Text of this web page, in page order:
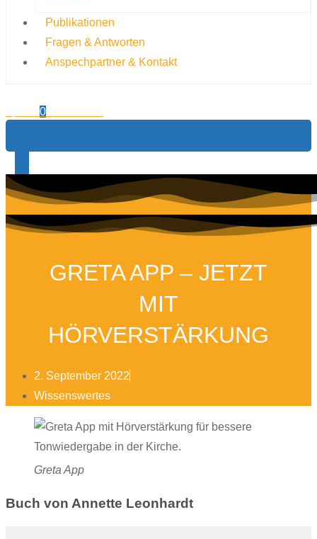
Publikationen
Fragen & Antworten
Anspechpartner & Kontakt
0
GRETA APP – JETZT
MIT
HÖRVERSTÄRKUNG
2. September 2022
Wissenswertes
Greta App
Buch von Annette Leonhardt